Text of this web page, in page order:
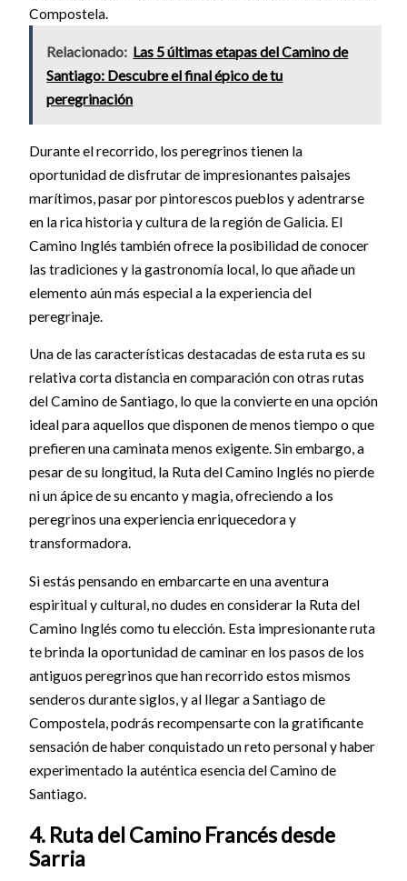
Compostela.
Relacionado: Las 5 últimas etapas del Camino de
Santiago: Descubre el final épico de tu
peregrinación
Durante el recorrido, los peregrinos tienen la
oportunidad de disfrutar de impresionantes paisajes
marítimos, pasar por pintorescos pueblos y adentrarse
en la rica historia y cultura de la región de Galicia. El
Camino Inglés también ofrece la posibilidad de conocer
las tradiciones y la gastronomía local, lo que añade un
elemento aún más especial a la experiencia del
peregrinaje.
Una de las características destacadas de esta ruta es su
relativa corta distancia en comparación con otras rutas
del Camino de Santiago, lo que la convierte en una opción
ideal para aquellos que disponen de menos tiempo o que
prefieren una caminata menos exigente. Sin embargo, a
pesar de su longitud, la Ruta del Camino Inglés no pierde
ni un ápice de su encanto y magia, ofreciendo a los
peregrinos una experiencia enriquecedora y
transformadora.
Si estás pensando en embarcarte en una aventura
espiritual y cultural, no dudes en considerar la Ruta del
Camino Inglés como tu elección. Esta impresionante ruta
te brinda la oportunidad de caminar en los pasos de los
antiguos peregrinos que han recorrido estos mismos
senderos durante siglos, y al llegar a Santiago de
Compostela, podrás recompensarte con la gratificante
sensación de haber conquistado un reto personal y haber
experimentado la auténtica esencia del Camino de
Santiago.
4. Ruta del Camino Francés desde
Sarria